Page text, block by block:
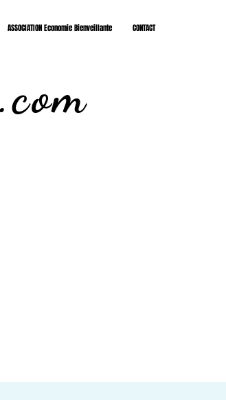
ASSOCIATION Economie Bienveillante CONTACT